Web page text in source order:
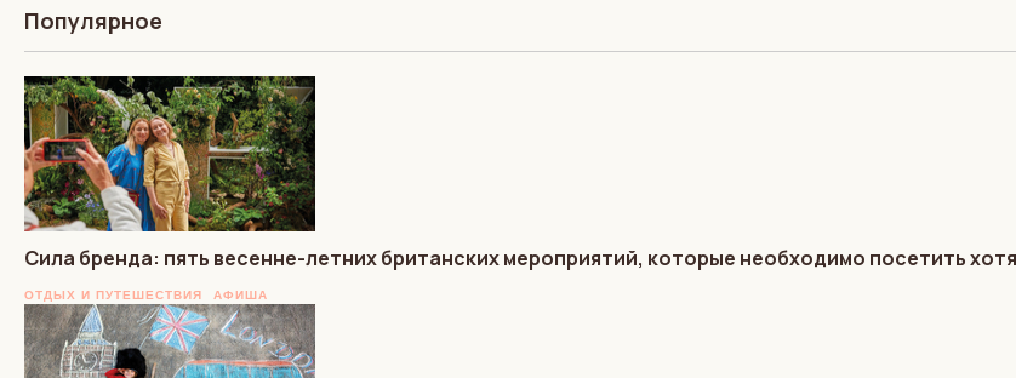
Популярное
Сила бренда: пять весенне-летних британских мероприятий, которые необходимо посетить
ОТДЫХ И ПУТЕШЕСТВИЯ АФИША